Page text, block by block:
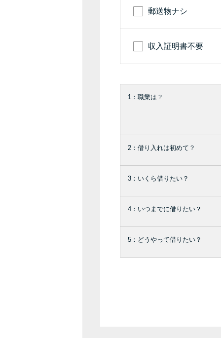
郵送物ナシ
収入証明書不要
1：職業は？
2：借り入れは初めて？
3：いくら借りたい？
4：いつまでに借りたい？
5：どうやって借りたい？